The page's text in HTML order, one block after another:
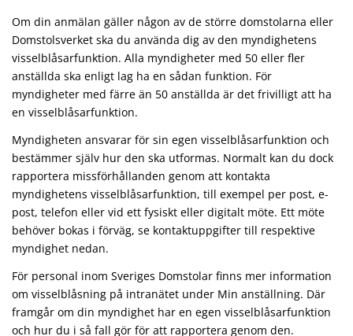
Om din anmälan gäller någon av de större domstolarna eller
Domstolsverket ska du använda dig av den myndighetens
visselblåsarfunktion. Alla myndigheter med 50 eller fler
anställda ska enligt lag ha en sådan funktion. För
myndigheter med färre än 50 anställda är det frivilligt att ha
en visselblåsarfunktion.
Myndigheten ansvarar för sin egen visselblåsarfunktion och
bestämmer själv hur den ska utformas. Normalt kan du dock
rapportera missförhållanden genom att kontakta
myndighetens visselblåsarfunktion, till exempel per post, e-
post, telefon eller vid ett fysiskt eller digitalt möte. Ett möte
behöver bokas i förväg, se kontaktuppgifter till respektive
myndighet nedan.
För personal inom Sveriges Domstolar finns mer information
om visselblåsning på intranätet under Min anställning. Där
framgår om din myndighet har en egen visselblåsarfunktion
och hur du i så fall gör för att rapportera genom den.